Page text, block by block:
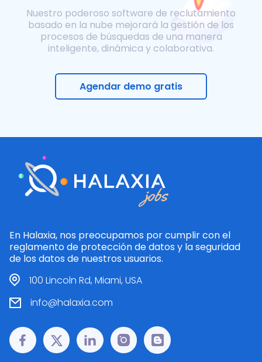
Nuestro poderoso software de reclutamiento
basado en la nube mejorará la gestión de los
procesos de búsquedas de una manera
inteligente, dinámica y colaborativa.
Agendar demo gratis
En Halaxia, nos preocupamos por cumplir con el
reglamento de protección de datos y la seguridad
de los datos de nuestros usuarios.
100 Lincoln Rd, Miami, USA
info@halaxia.com